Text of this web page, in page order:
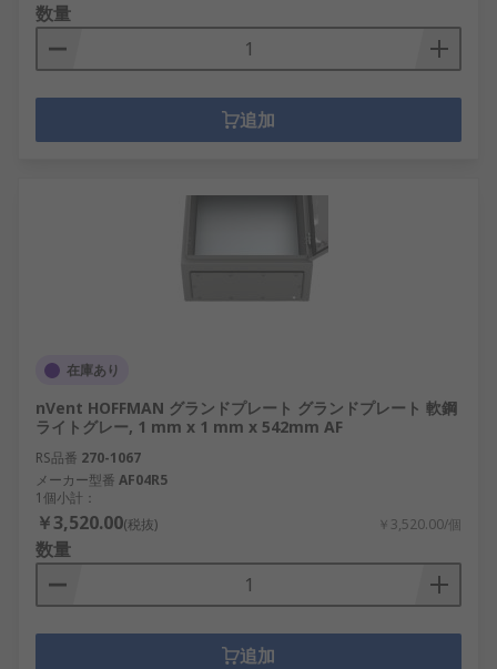
数量
追加
在庫あり
nVent HOFFMAN グランドプレート グランドプレート 軟鋼
ライトグレー, 1 mm x 1 mm x 542mm AF
RS品番 270-1067
メーカー型番 AF04R5
1個小計：
￥3,520.00(税抜) ￥3,520.00/個
数量
追加